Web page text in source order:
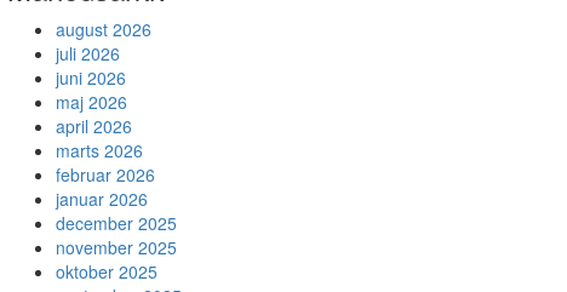
august 2026
juli 2026
juni 2026
maj 2026
april 2026
marts 2026
februar 2026
januar 2026
december 2025
november 2025
oktober 2025